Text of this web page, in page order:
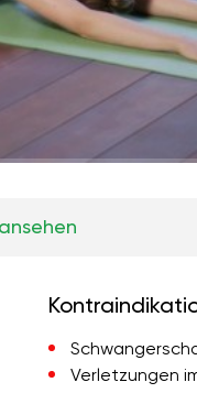
seebrise
die stimme
frühlingswald
Verletzungen